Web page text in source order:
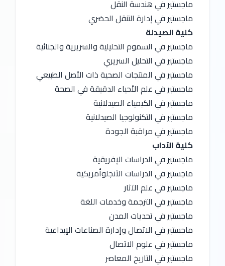
ماجستير في هندسة النقل
ماجستير في إدارة التنقل الحضري
كلية الصيدلة
ماجستير في السموم التحليلية والسريرية والجنائية
ماجستير في التحليل السريري
ماجستير في المنتجات الصحية ذات الأصل الطبيعي
ماجستير في علم الأحياء الدقيقة في الصحة
ماجستير في الكيمياء الصيدلانية
ماجستير في التكنولوجيا الصيدلانية
ماجستير في مراقبة الجودة
كلية الآداب
ماجستير في الدراسات الإفريقية
ماجستير في الدراسات الأنجلوأمريكية
ماجستير في علم الآثار
ماجستير في الترجمة وخدمات اللغة
ماجستير في تحديات المدن
ماجستير في الاتصال وإدارة الصناعات الإبداعية
ماجستير في علوم الاتصال
ماجستير في التاريخ المعاصر